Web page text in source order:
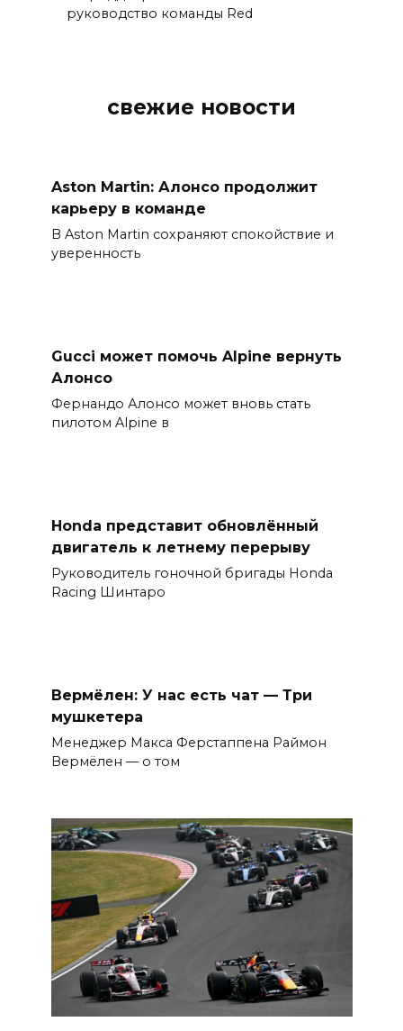
руководство команды Red
свежие новости
Aston Martin: Алонсо продолжит
карьеру в команде
В Aston Martin сохраняют спокойствие и
уверенность
Gucci может помочь Alpine вернуть
Алонсо
Фернандо Алонсо может вновь стать
пилотом Alpine в
Honda представит обновлённый
двигатель к летнему перерыву
Руководитель гоночной бригады Honda
Racing Шинтаро
Вермёлен: У нас есть чат — Три
мушкетера
Менеджер Макса Ферстаппена Раймон
Вермёлен — о том